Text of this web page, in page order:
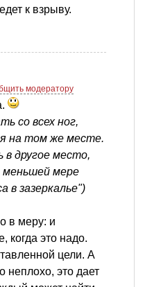
к взрыву.
модератору
со всех ног,
на том же месте.
в другое место,
меньшей мере
в зазеркалье")
в меру: и
когда это надо.
цели. А
неплохо, это дает